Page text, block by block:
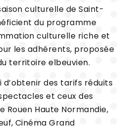
culturelle de Saint-
du programme
culturelle riche et
les adhérents, proposée
territoire elbeuvien.
des tarifs réduits
et ceux des
Rouen Haute Normandie,
Cinéma Grand